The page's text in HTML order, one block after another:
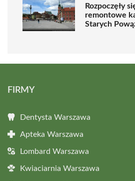
Rozpoczęły
remontowe
Starych
FIRMY
Dentysta Warszawa
Apteka Warszawa
Lombard Warszawa
Kwiaciarnia Warszawa